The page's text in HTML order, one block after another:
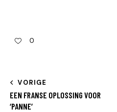
0
VORIGE
EEN FRANSE OPLOSSING VOOR
‘PANNE’